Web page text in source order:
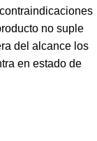
no suple
del alcance los
en estado de